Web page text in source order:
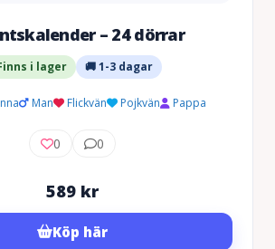
– 24 dörrar
i lager 🚚 1-3 dagar
Man Flickvän Pojkvän Pappa
0 0
589 kr
Köp här